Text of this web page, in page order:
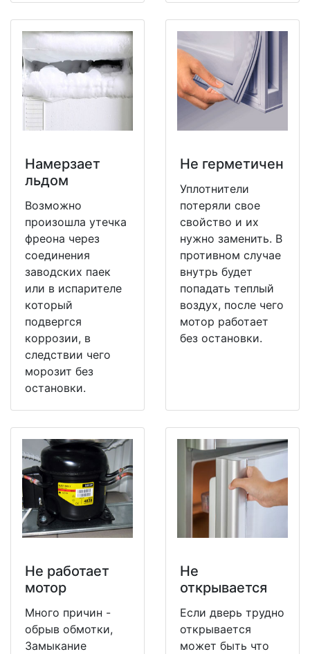
Намерзает
льдом
Возможно
произошла утечка
фреона через
соединения
заводских паек
или в испарителе
который
подвергся
коррозии, в
следствии чего
морозит без
остановки.
Не герметичен
Уплотнители
потеряли свое
свойство и их
нужно заменить. В
противном случае
внутрь будет
попадать теплый
воздух, после чего
мотор работает
без остановки.
Не работает
мотор
Много причин -
обрыв обмотки,
Замыкание
Не
открывается
Если дверь трудно
открывается
может быть что